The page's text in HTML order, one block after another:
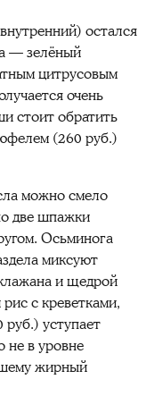
остался
— зелёный
цитрусовым
очень
стоит обратить
(260 руб.)
можно смело
две шпажки
Осьминога
миксуют
и щедрой
с креветками,
уступает
не в уровне
жирный